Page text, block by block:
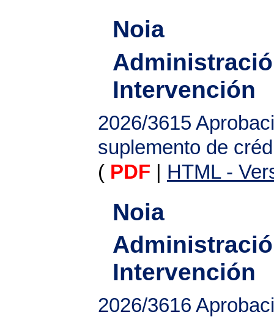
Noia
Intervención
2026/3615
suplemento de
( PDF | HTML -
Noia
Intervención
2026/3616